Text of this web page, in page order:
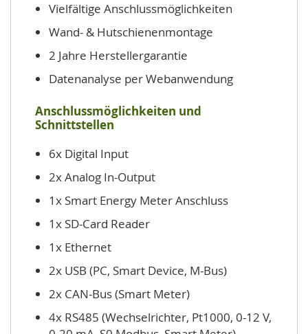
Vielfältige Anschlussmöglichkeiten
Wand- & Hutschienenmontage
2 Jahre Herstellergarantie
Datenanalyse per Webanwendung
Anschlussmöglichkeiten und
Schnittstellen
6x Digital Input
2x Analog In-Output
1x Smart Energy Meter Anschluss
1x SD-Card Reader
1x Ethernet
2x USB (PC, Smart Device, M-Bus)
2x CAN-Bus (Smart Meter)
4x RS485 (Wechselrichter, Pt1000, 0-12 V,